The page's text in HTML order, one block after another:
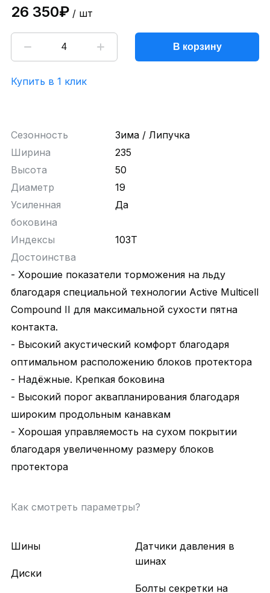
26 350₽/ шт
В корзину
Купить в 1 клик
Сезонность
Зима / Липучка
Ширина
235
Высота
50
Диаметр
19
Усиленная
боковина
Да
Индексы
103T
Достоинства
- Хорошие показатели торможения на льду
благодаря специальной технологии Active Multicell
Compound II для максимальной сухости пятна
контакта.
- Высокий акустический комфорт благодаря
оптимальном расположению блоков протектора
- Надёжные. Крепкая боковина
- Высокий порог аквапланирования благодаря
широким продольным канавкам
- Хорошая управляемость на сухом покрытии
благодаря увеличенному размеру блоков
протектора
Как смотреть параметры?
Шины
Диски
Датчики давления в
шинах
Болты секретки на